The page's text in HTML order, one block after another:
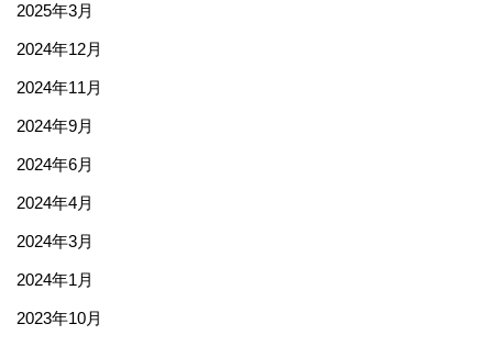
2025年3月
2024年12月
2024年11月
2024年9月
2024年6月
2024年4月
2024年3月
2024年1月
2023年10月